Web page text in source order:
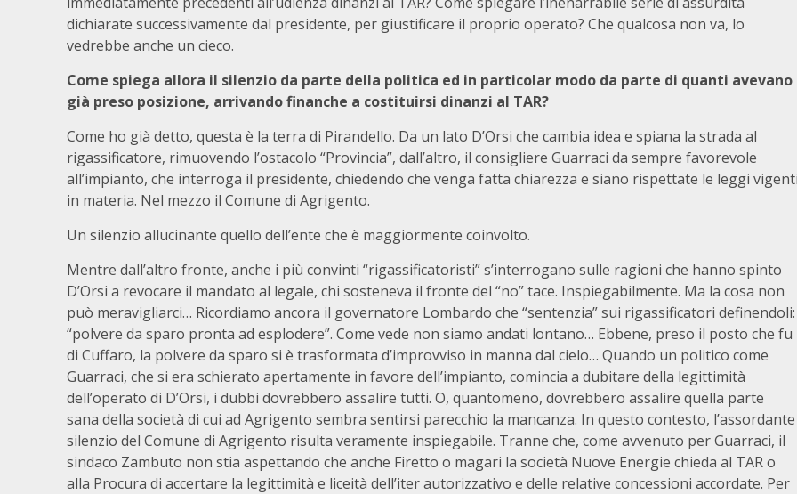
dichiarate successivamente dal presidente, per giustificare il proprio operato? Che qualcosa non va, lo
vedrebbe anche un cieco.
Come spiega allora il silenzio da parte della politica ed in particolar modo da parte di quanti avevano
già preso posizione, arrivando finanche a costituirsi dinanzi al TAR?
Come ho già detto, questa è la terra di Pirandello. Da un lato D’Orsi che cambia idea e spiana la strada al
rigassificatore, rimuovendo l’ostacolo “Provincia”, dall’altro, il consigliere Guarraci da sempre favorevole
all’impianto, che interroga il presidente, chiedendo che venga fatta chiarezza e siano rispettate le leggi
in materia. Nel mezzo il Comune di Agrigento.
Un silenzio allucinante quello dell’ente che è maggiormente coinvolto.
Mentre dall’altro fronte, anche i più convinti “rigassificatoristi” s’interrogano sulle ragioni che hanno spinto
D’Orsi a revocare il mandato al legale, chi sosteneva il fronte del “no” tace. Inspiegabilmente. Ma la cosa non
può meravigliarci… Ricordiamo ancora il governatore Lombardo che “sentenzia” sui rigassificatori definendoli:
“polvere da sparo pronta ad esplodere”. Come vede non siamo andati lontano… Ebbene, preso il posto che fu
di Cuffaro, la polvere da sparo si è trasformata d’improvviso in manna dal cielo… Quando un politico come
Guarraci, che si era schierato apertamente in favore dell’impianto, comincia a dubitare della legittimità
dell’operato di D’Orsi, i dubbi dovrebbero assalire tutti. O, quantomeno, dovrebbero assalire quella parte
sana della società di cui ad Agrigento sembra sentirsi parecchio la mancanza. In questo contesto, l’assordante
silenzio del Comune di Agrigento risulta veramente inspiegabile. Tranne che, come avvenuto per Guarraci, il
sindaco Zambuto non stia aspettando che anche Firetto o magari la società Nuove Energie chieda al TAR o
alla Procura di accertare la legittimità e liceità dell’iter autorizzativo e delle relative concessioni accordate. Per